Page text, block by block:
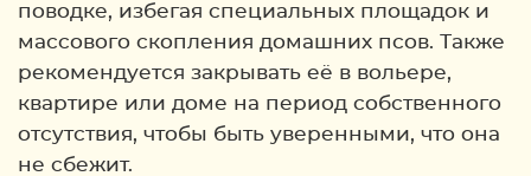
поводке, избегая специальных площадок и
массового скопления домашних псов. Также
рекомендуется закрывать её в вольере,
квартире или доме на период собственного
отсутствия, чтобы быть уверенными, что она
не сбежит.